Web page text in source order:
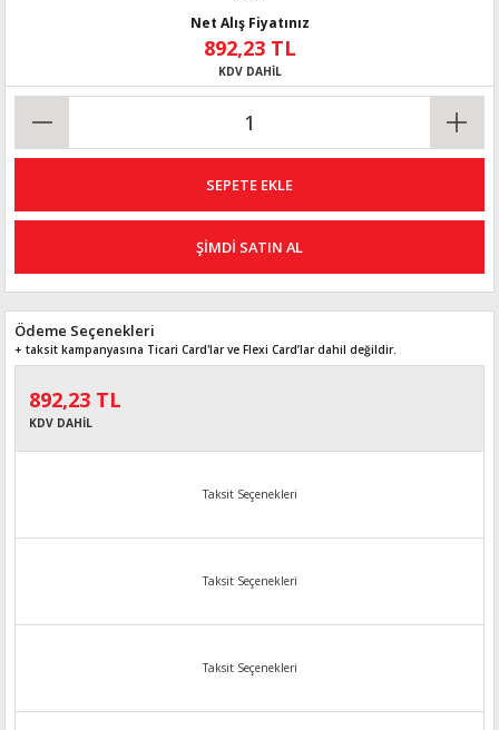
Net Alış Fiyatınız
892,23 TL
KDV DAHİL
SEPETE EKLE
ŞİMDİ SATIN AL
Ödeme Seçenekleri
+ taksit kampanyasına Ticari Card'lar ve Flexi Card’lar dahil değildir.
892,23 TL
KDV DAHİL
Taksit Seçenekleri
Taksit Seçenekleri
Taksit Seçenekleri